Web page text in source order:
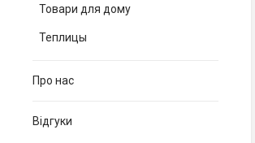
Товари для дому
Теплицы
Про нас
Відгуки